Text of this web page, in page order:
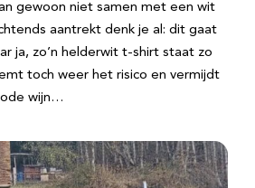
gewoon niet samen met een wit
aantrekt denk je al: dit gaat
ja, zo’n helderwit t-shirt staat zo
toch weer het risico en vermijdt
wijn…